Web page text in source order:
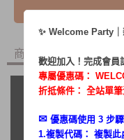
商品內容 商品討論
✨ Welcome Party
歡迎加入！完成會員
專屬優惠碼：
折抵條件： 全站單
✉︎ 優惠碼使用 3 步驟
1.複製代碼： 複製